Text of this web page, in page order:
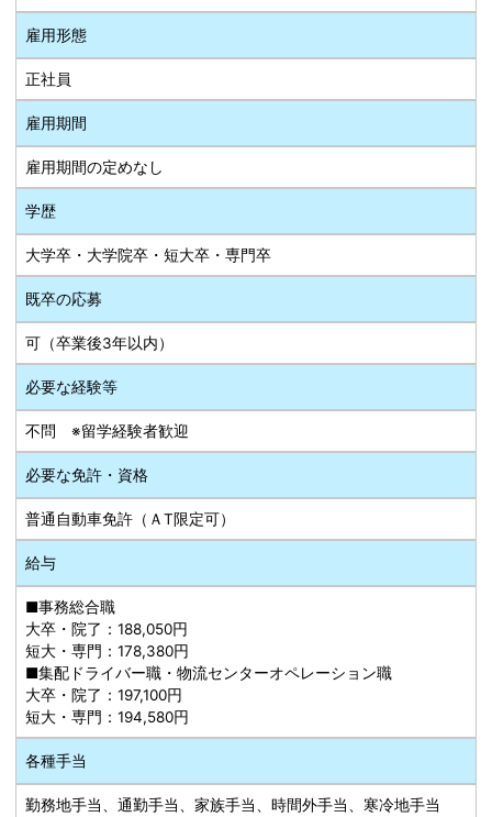
雇用形態
正社員
雇用期間
雇用期間の定めなし
学歴
大学卒・大学院卒・短大卒・専門卒
既卒の応募
可（卒業後3年以内）
必要な経験等
不問 ※留学経験者歓迎
必要な免許・資格
普通自動車免許（ＡT限定可）
給与
■事務総合職
大卒・院了：188,050円
短大・専門：178,380円
■集配ドライバー職・物流センターオペレーション職
大卒・院了：197,100円
短大・専門：194,580円
各種手当
勤務地手当、通勤手当、家族手当、時間外手当、寒冷地手当